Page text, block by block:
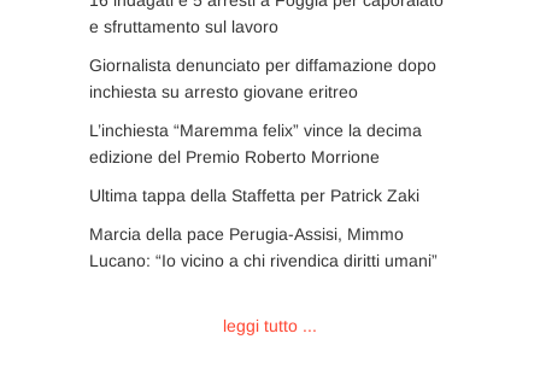
e sfruttamento sul lavoro
Giornalista denunciato per diffamazione dopo
inchiesta su arresto giovane eritreo
L’inchiesta “Maremma felix” vince la decima
edizione del Premio Roberto Morrione
Ultima tappa della Staffetta per Patrick Zaki
Marcia della pace Perugia-Assisi, Mimmo
Lucano: “Io vicino a chi rivendica diritti umani”
leggi tutto ...